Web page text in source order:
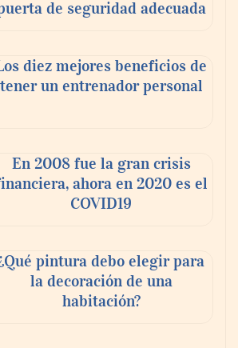
de seguridad adecuada
diez mejores beneficios de
tener un entrenador personal
En 2008 fue la gran crisis
ahora en 2020 es el
COVID19
pintura debo elegir para
la decoración de una
habitación?